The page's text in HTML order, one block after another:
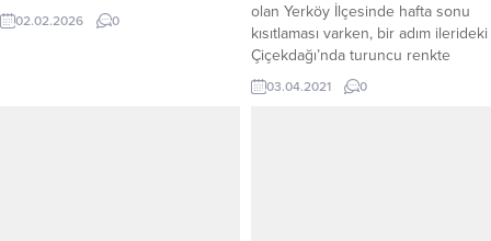
02.02.2026 0
olan Yerköy İlçesinde hafta sonu
kısıtlaması varken, bir adım ilerideki
Çiçekdağı’nda turuncu renkte
olduğu için hafta sonu kısıtlaması
yok.
03.04.2021 0